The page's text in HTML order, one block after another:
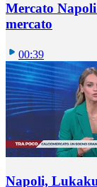
Mercato
mercato
00:39
Napoli,